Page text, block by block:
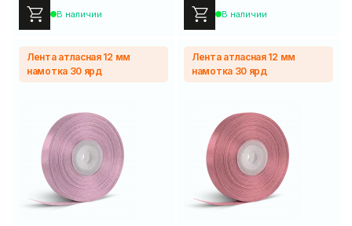
В наличии В наличии
Лента атласная 12 мм
намотка 30 ярд
Лента атласная 12 мм
намотка 30 ярд